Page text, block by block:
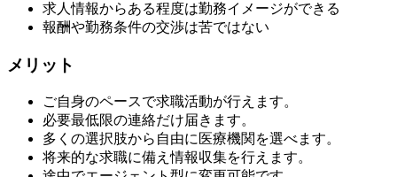
求人情報からある程度は勤務イメージができる
報酬や勤務条件の交渉は苦ではない
メリット
ご自身のペースで求職活動が行えます。
必要最低限の連絡だけ届きます。
多くの選択肢から自由に医療機関を選べます。
将来的な求職に備え情報収集を行えます。